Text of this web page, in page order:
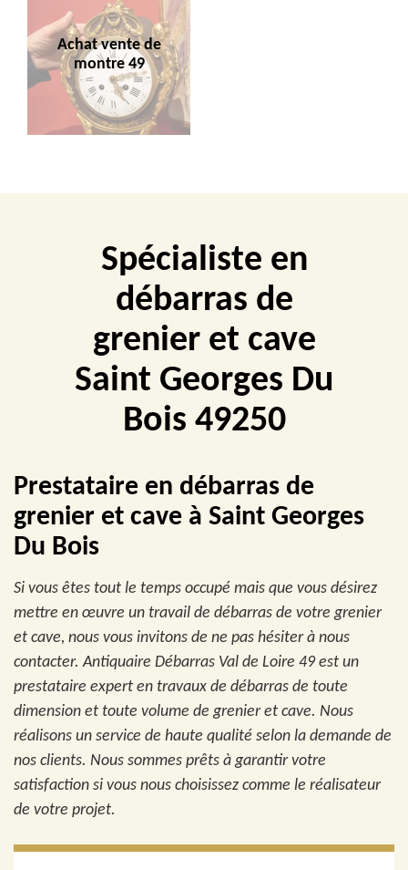
Achat vente de
montre 49
Spécialiste en
débarras de
grenier et cave
Saint Georges Du
Bois 49250
Prestataire en débarras de
grenier et cave à Saint Georges
Du Bois
Si vous êtes tout le temps occupé mais que vous désirez
mettre en œuvre un travail de débarras de votre grenier
et cave, nous vous invitons de ne pas hésiter à nous
contacter. Antiquaire Débarras Val de Loire 49 est un
prestataire expert en travaux de débarras de toute
dimension et toute volume de grenier et cave. Nous
réalisons un service de haute qualité selon la demande de
nos clients. Nous sommes prêts à garantir votre
satisfaction si vous nous choisissez comme le réalisateur
de votre projet.